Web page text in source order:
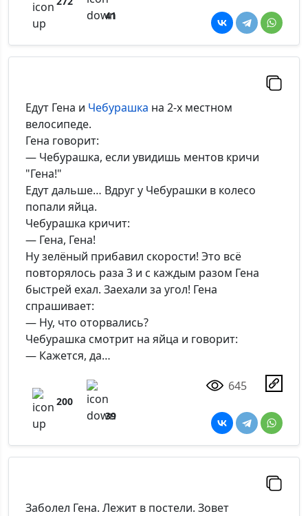
41
Едут Гена и Чебурашка на 2-х местном
велосипеде.
Гена говорит:
— Чебурашка, если увидишь ментов кричи
"Гена!"
Едут дальше… Вдруг у Чебурашки в колесо
попали яйца.
Чебурашка кричит:
— Гена, Гена!
Ну зелёный прибавил скорости! Это всё
повторялось раза 3 и с каждым разом Гена
быстрей ехал. Заехали за угол! Гена
спрашивает:
— Ну, что оторвались?
Чебурашка смотрит на яйца и говорит:
— Кажется, да…
200
39
645
Заболел Гена. Лежит в постели. Зовет